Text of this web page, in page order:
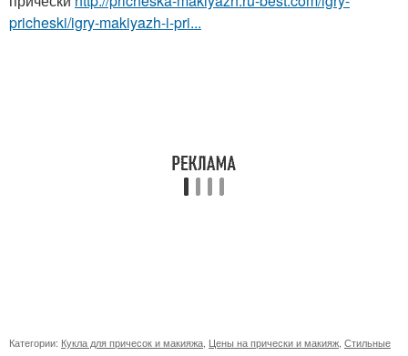
pricheski/igry-makiyazh-i-pri...
Категории: Кукла для причесок и макияжа Цены на прически и макияж Стильные